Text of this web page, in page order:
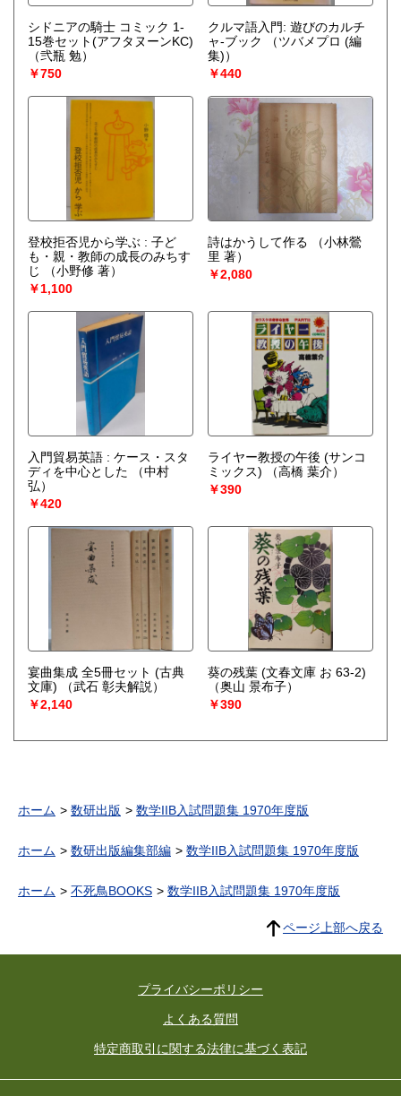
シドニアの騎士 コミック 1-
15巻セット(アフタヌーンKC)
（弐瓶 勉）
￥750
クルマ語入門: 遊びのカルチ
ャ-ブック
（ツバメプロ (編
集)）
￥440
登校拒否児から学ぶ : 子ど
も・親・教師の成長のみちす
じ
（小野修 著）
￥1,100
詩はかうして作る
（小林鶯
里 著）
￥2,080
入門貿易英語 : ケース・スタ
ディを中心とした
（中村
弘）
￥420
ライヤー教授の午後 (サンコ
ミックス)
（高橋 葉介）
￥390
宴曲集成 全5冊セット (古典
文庫)
（武石 彰夫解説）
￥2,140
葵の残葉 (文春文庫 お 63-2)
（奥山 景布子）
￥390
ホーム 数研出版 数学IIB入試問題集 1970年度版
ホーム 数研出版編集部編 数学IIB入試問題集 1970年度版
ホーム 不死鳥BOOKS 数学IIB入試問題集 1970年度版
ページ上部へ戻る
プライバシーポリシー
よくある質問
特定商取引に関する法律に基づく表記